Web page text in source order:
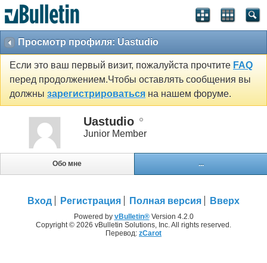
Просмотр профиля: Uastudio
Если это ваш первый визит, пожалуйста прочтите FAQ
перед продолжением.Чтобы оставлять сообщения вы
должны зарегистрироваться на нашем форуме.
Uastudio
Junior Member
Обо мне ...
Вход Регистрация Полная версия Вверх
Powered by vBulletin®Version 4.2.0
Copyright © 2026 vBulletin Solutions, Inc. All rights reserved.
Перевод: zCarot